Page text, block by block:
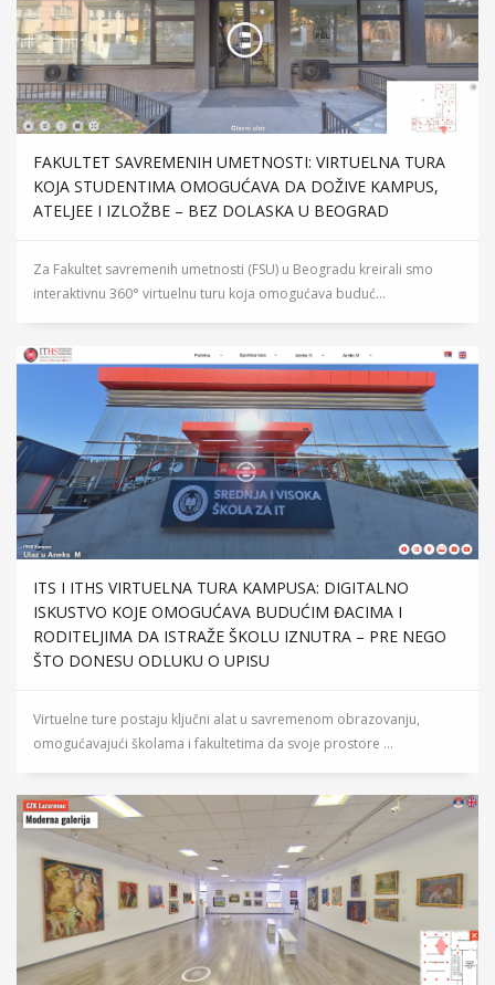
FAKULTET SAVREMENIH UMETNOSTI: VIRTUELNA TURA
KOJA STUDENTIMA OMOGUĆAVA DA DOŽIVE KAMPUS,
ATELJEE I IZLOŽBE – BEZ DOLASKA U BEOGRAD
Za Fakultet savremenih umetnosti (FSU) u Beogradu kreirali smo
interaktivnu 360° virtuelnu turu koja omogućava buduć...
ITS I ITHS VIRTUELNA TURA KAMPUSA: DIGITALNO
ISKUSTVO KOJE OMOGUĆAVA BUDUĆIM ĐACIMA I
RODITELJIMA DA ISTRAŽE ŠKOLU IZNUTRA – PRE NEGO
ŠTO DONESU ODLUKU O UPISU
Virtuelne ture postaju ključni alat u savremenom obrazovanju,
omogućavajući školama i fakultetima da svoje prostore ...